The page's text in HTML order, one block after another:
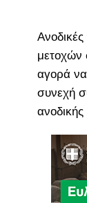
μετοχών
αγορά να
συνεχή